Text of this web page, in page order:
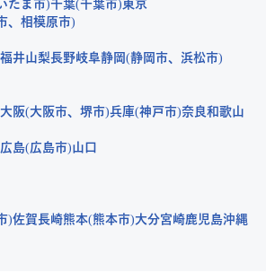
たま市 千葉 千葉市 東京
相模原市
福井山梨長野岐阜静岡 静岡市
浜松市
大阪 大阪市 堺市 兵庫 神戸市 奈良和歌山
広島 広島市 山口
佐賀長崎熊本 熊本市 大分宮崎鹿児島沖縄